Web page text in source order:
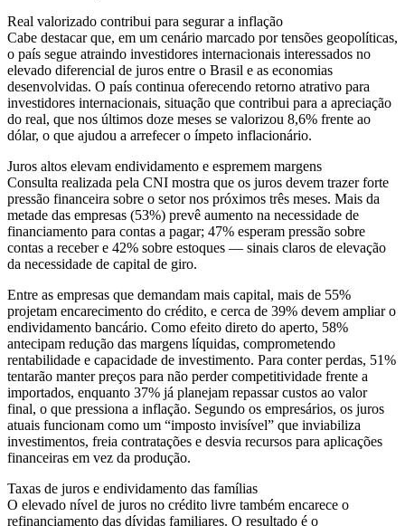
Real valorizado contribui para segurar a inflação
Cabe destacar que, em um cenário marcado por tensões geopolíticas,
o país segue atraindo investidores internacionais interessados no
elevado diferencial de juros entre o Brasil e as economias
desenvolvidas. O país continua oferecendo retorno atrativo para
investidores internacionais, situação que contribui para a apreciação
do real, que nos últimos doze meses se valorizou 8,6% frente ao
dólar, o que ajudou a arrefecer o ímpeto inflacionário.
Juros altos elevam endividamento e espremem margens
Consulta realizada pela CNI mostra que os juros devem trazer forte
pressão financeira sobre o setor nos próximos três meses. Mais da
metade das empresas (53%) prevê aumento na necessidade de
financiamento para contas a pagar; 47% esperam pressão sobre
contas a receber e 42% sobre estoques — sinais claros de elevação
da necessidade de capital de giro.
Entre as empresas que demandam mais capital, mais de 55%
projetam encarecimento do crédito, e cerca de 39% devem ampliar o
endividamento bancário. Como efeito direto do aperto, 58%
antecipam redução das margens líquidas, comprometendo
rentabilidade e capacidade de investimento. Para conter perdas, 51%
tentarão manter preços para não perder competitividade frente a
importados, enquanto 37% já planejam repassar custos ao valor
final, o que pressiona a inflação. Segundo os empresários, os juros
atuais funcionam como um “imposto invisível” que inviabiliza
investimentos, freia contratações e desvia recursos para aplicações
financeiras em vez da produção.
Taxas de juros e endividamento das famílias
O elevado nível de juros no crédito livre também encarece o
refinanciamento das dívidas familiares. O resultado é o